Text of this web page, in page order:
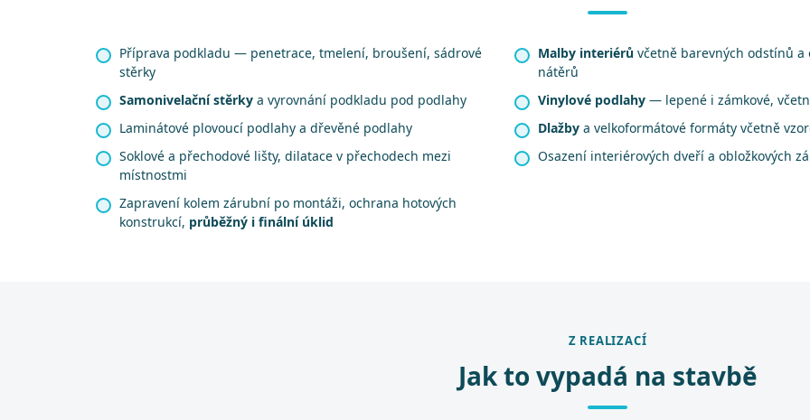
Příprava podkladu — penetrace, tmelení, broušení, sádrové
stěrky
Malby interiérů včetně barevných odstínů
nátěrů
Samonivelační stěrky a vyrovnání podkladu pod podlahy Vinylové podlahy — lepené i zámkové,
Laminátové plovoucí podlahy a dřevěné podlahy
Dlažby a velkoformátové formáty včetně
Soklové a přechodové lišty, dilatace v přechodech mezi
místnostmi
Osazení interiérových dveří a obložkových
Zapravení kolem zárubní po montáži, ochrana hotových
konstrukcí, průběžný i finální úklid
Z REALIZACÍ
Jak to vypadá na stavbě